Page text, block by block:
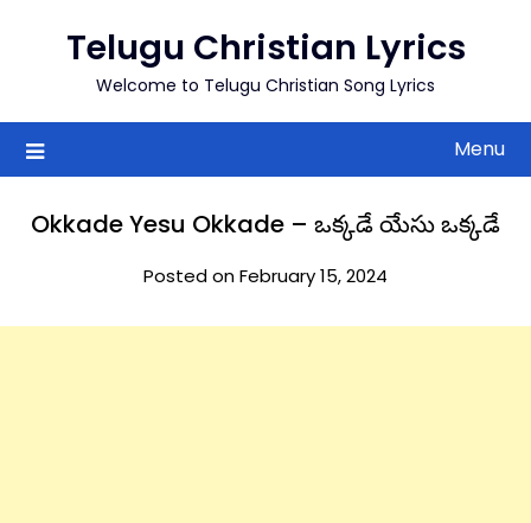
Telugu Christian Lyrics
Welcome to Telugu Christian Song Lyrics
Menu
Okkade Yesu Okkade – ఒక్కడే యేసు ఒక్కడే
Posted on February 15, 2024